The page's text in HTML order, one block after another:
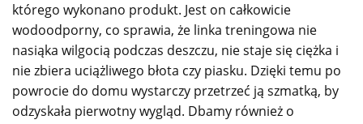
którego wykonano produkt. Jest on całkowicie
wodoodporny, co sprawia, że linka treningowa nie
nasiąka wilgocią podczas deszczu, nie staje się ciężka i
nie zbiera uciążliwego błota czy piasku. Dzięki temu po
powrocie do domu wystarczy przetrzeć ją szmatką, by
odzyskała pierwotny wygląd. Dbamy również o